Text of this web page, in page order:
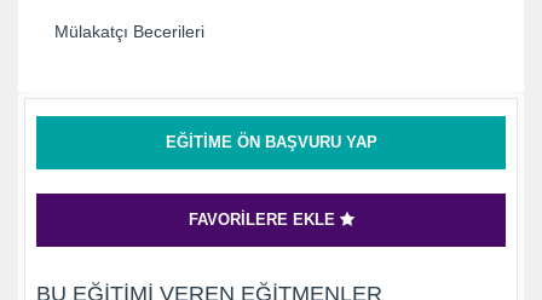
Mülakatçı Becerileri
EĞITIME ÖN BAŞVURU YAP
FAVORILERE EKLE
BU EĞITIMI VEREN EĞITMENLER